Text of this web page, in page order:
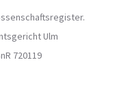
Ulm
720119